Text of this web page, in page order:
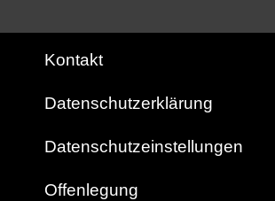
Kontakt
Datenschutzerklärung
Datenschutzeinstellungen
Offenlegung